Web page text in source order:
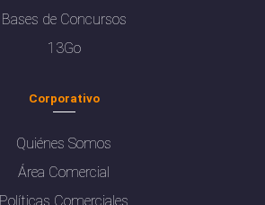
Bases de Concursos
13Go
Corporativo
Quiénes Somos
Área Comercial
Políticas Comerciales